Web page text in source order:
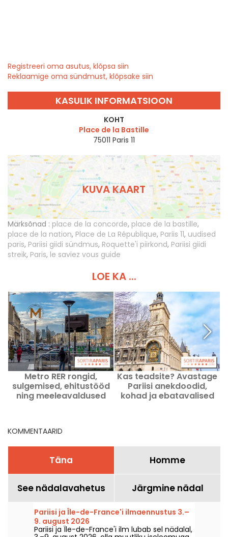
Registreeri oma asutus, klõpsa siin
Reklaamige oma sündmust, klõpsake siin
KASULIK INFORMATSIOON
KOHT
Place de la Bastille
75011 Paris 11
KUVA KAART
Märksõnad : place de la concorde, place de la bastille,
place de la nation, Place de La République, Pariis 11, uudised
paris, Pariisi giidi sündmus, Roquette'i piirkond, Pariisi giidi
streik, Paris, le saviez vous guide
LOE KA ...
Metro RER rongid,
sulgemised, ehitustööd
ning meeleavaldused
Kas teadsite? Avastage
Pariisi anekdoodid,
kohad ja ebatavalised
KOMMENTAARID
Täna Homme
See nädalavahetus Järgmine nädal
Pariisi ja Île-de-France'i ilmaennustus 3.–
9. august 2026
Pariisi ja Île-de-France'i ilm lubab sel nädalal,